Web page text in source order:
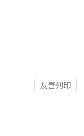
友善列印